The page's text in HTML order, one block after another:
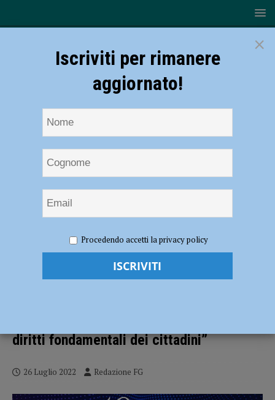
durante il lockdown per uno spostamento, il giudice di pace le da
ragione: “DPCM illegittimi, compressi i diritti fondamentali dei cittadini”
Sanzionata durante il lockdown per uno
diritti fondamentali dei cittadini”
26 Luglio 2022 Redazione FG
×
Iscriviti per rimanere
aggiornato!
Procedendo accetti la privacy policy